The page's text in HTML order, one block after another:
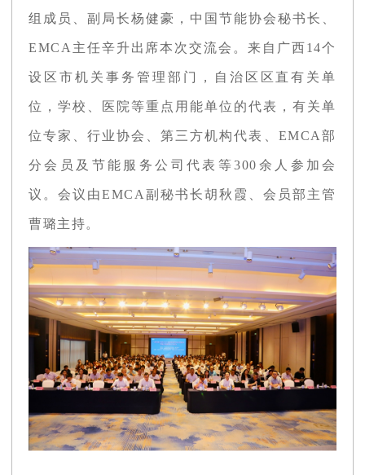
组成员、副局长杨健豪，中国节能协会秘书长、
EMCA主任辛升出席本次交流会。来自广西14个
设区市机关事务管理部门，自治区区直有关单
位，学校、医院等重点用能单位的代表，有关单
位专家、行业协会、第三方机构代表、EMCA部
分会员及节能服务公司代表等300余人参加会
议。会议由EMCA副秘书长胡秋霞、会员部主管
曹璐主持。